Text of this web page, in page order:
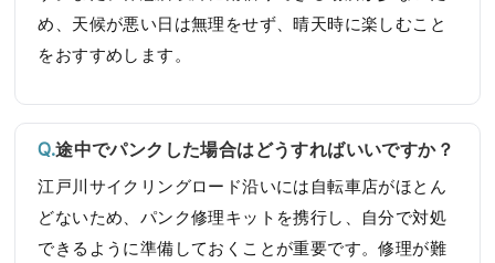
め、天候が悪い日は無理をせず、晴天時に楽しむこと
をおすすめします。
途中でパンクした場合はどうすればいいですか？
江戸川サイクリングロード沿いには自転車店がほとん
どないため、パンク修理キットを携行し、自分で対処
できるように準備しておくことが重要です。修理が難